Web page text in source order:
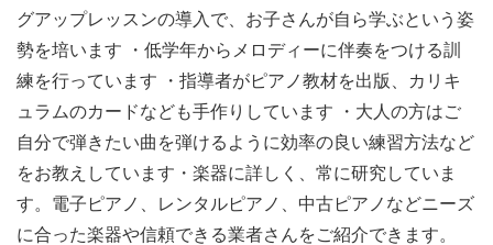
グアップレッスンの導入で、お子さんが自ら学ぶという姿
勢を培います ・低学年からメロディーに伴奏をつける訓
練を行っています ・指導者がピアノ教材を出版、カリキ
ュラムのカードなども手作りしています ・大人の方はご
自分で弾きたい曲を弾けるように効率の良い練習方法など
をお教えしています ​・楽器に詳しく、常に研究していま
す。電子ピアノ、レンタルピアノ、中古ピアノなどニーズ
に合った楽器や信頼できる業者さんをご紹介できます。